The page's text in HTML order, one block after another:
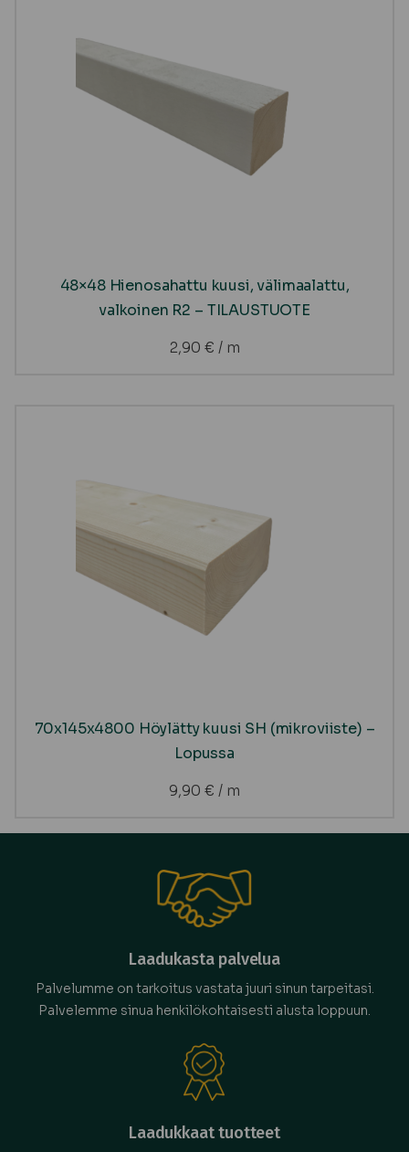
48×48 Hienosahattu kuusi, välimaalattu,
valkoinen R2 – TILAUSTUOTE
2,90 € / m
70x145x4800 Höylätty kuusi SH (mikroviiste) –
Lopussa
9,90 € / m
Laadukasta palvelua
Palvelumme on tarkoitus vastata juuri sinun tarpeitasi.
Palvelemme sinua henkilökohtaisesti alusta loppuun.
Laadukkaat tuotteet